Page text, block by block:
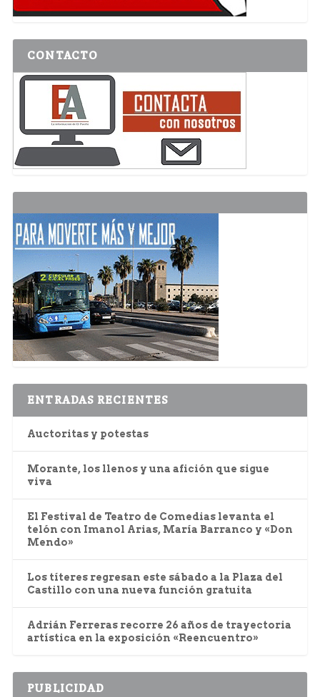
CONTACTO
ENTRADAS RECIENTES
Auctoritas y potestas
Morante, los llenos y una afición que sigue
viva
El Festival de Teatro de Comedias levanta el
telón con Imanol Arias, María Barranco y «Don
Mendo»
Los títeres regresan este sábado a la Plaza del
Castillo con una nueva función gratuita
Adrián Ferreras recorre 26 años de trayectoria
artística en la exposición «Reencuentro»
PUBLICIDAD